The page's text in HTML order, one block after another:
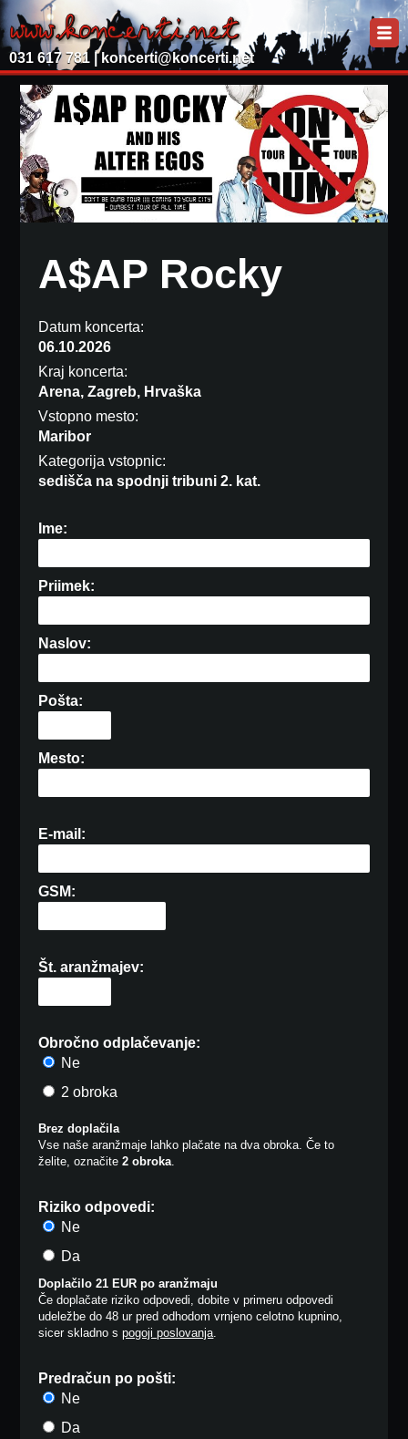
031 617 781 | koncerti@koncerti.net
A$AP Rocky
Datum koncerta:
06.10.2026
Kraj koncerta:
Arena, Zagreb, Hrvaška
Vstopno mesto:
Maribor
Kategorija vstopnic:
sedišča na spodnji tribuni 2. kat.
Ime:
Priimek:
Naslov:
Pošta:
Mesto:
E-mail:
GSM:
Št. aranžmajev:
Obročno odplačevanje:
Ne
2 obroka
Brez doplačila
Vse naše aranžmaje lahko plačate na dva obroka. Če to
želite, označite2 obroka.
Riziko odpovedi:
Ne
Da
Doplačilo 21 EUR po aranžmaju
Če doplačate riziko odpovedi, dobite v primeru odpovedi
udeležbe do 48 ur pred odhodom vrnjeno celotno kupnino,
sicer skladno spogoji poslovanja.
Predračun po pošti:
Ne
Da